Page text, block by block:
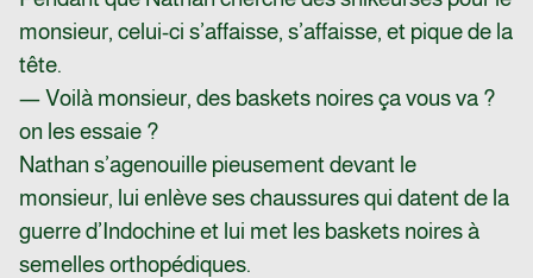
monsieur, celui-ci s’affaisse, s’affaisse, et pique de la
tête.
— Voilà monsieur, des baskets noires ça vous va ?
on les essaie ?
Nathan s’agenouille pieusement devant le
monsieur, lui enlève ses chaussures qui datent de la
guerre d’Indochine et lui met les baskets noires à
semelles orthopédiques.